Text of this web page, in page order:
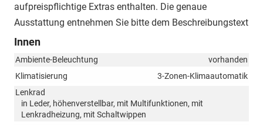
aufpreispflichtige Extras enthalten. Die genaue
Ausstattung entnehmen Sie bitte dem Beschreibungstext
Innen
Ambiente-Beleuchtung
vorhanden
Klimatisierung
3-Zonen-Klimaautomatik
Lenkrad
in Leder, höhenverstellbar, mit Multifunktionen, mit
Lenkradheizung, mit Schaltwippen